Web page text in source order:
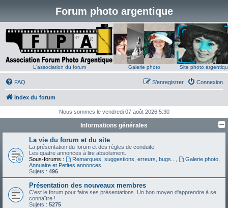
Forum photo argentique
L'association du forum Galerie photo Site photo
FAQ Connexion
S’enregistrer
Index du forum
Nous sommes le vendredi 07 août 2026 5:30
Informations générales
La vie du forum et du site
La présentation du forum et des règles de conduite.
Les quatre annonces à lire absolument.
Sous-forums :
Remarques, suggestions, erreurs, bugs...
Galerie photo,
Annuaire et Petites annonces
Sujets : 496
Présentation des nouveaux membres
C'est le forum pour faire ses présentations. Un bon moyen d'apprendre à se
connaître !
Sujets : 5275